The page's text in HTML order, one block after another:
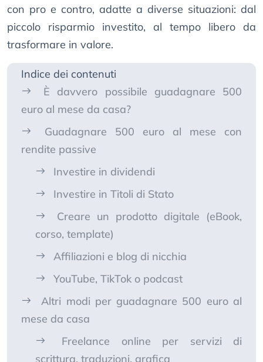
con pro e contro, adatte a diverse situazioni: dal
piccolo risparmio investito, al tempo libero da
trasformare in valore.
Indice dei contenuti
È davvero possibile guadagnare 500
euro al mese da casa?
Guadagnare 500 euro al mese con
rendite passive
Investire in dividendi
Investire in Titoli di Stato
Creare un prodotto digitale (eBook,
corso, template)
Affiliazioni e blog di nicchia
YouTube, TikTok o podcast
Altri modi per guadagnare 500 euro al
mese da casa
Freelance online per servizi di
scrittura, traduzioni, grafica